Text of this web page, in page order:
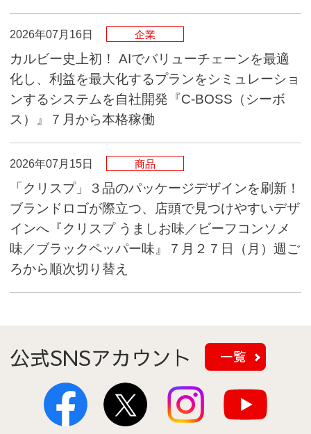
2026年07月16日 企業
カルビー史上初！ AIでバリューチェーンを最適
化し、利益を最大化するプランをシミュレーショ
ンするシステムを自社開発『C-BOSS（シーボ
ス）』７月から本格稼働
2026年07月15日 商品
「クリスプ」３品のパッケージデザインを刷新！
ブランドロゴが際立つ、店頭で見つけやすいデザ
インへ『クリスプ うましお味／ビーフコンソメ
味／ブラックペッパー味』７月２７日（月）週ご
ろから順次切り替え
公式SNSアカウント 一覧